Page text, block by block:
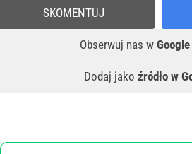
Obserwuj nas w
Dodaj jako źródło w
SKOMENTUJ